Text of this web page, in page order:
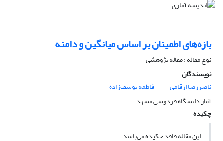
بازه‌های اطمینان بر اساس میانگین و دامنه
نوع مقاله : مقاله پژوهشی
نویسندگان
ناصررضا ارقامی
فاطمه یوسف‌زاده
آمار دانشگاه فردوسی مشهد
چکیده
این مقاله فاقد چکیده می‌باشد.